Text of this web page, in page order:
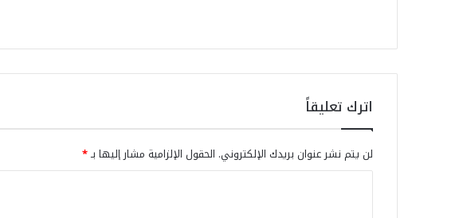
اترك تعليقاً
لن يتم نشر عنوان بريدك الإلكتروني. الحقول الإلزامية مشار إليها بـ*